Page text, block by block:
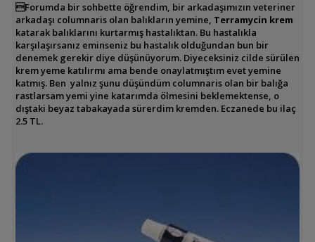
Forumda bir sohbette öğrendim, bir arkadaşımızın veteriner
arkadaşı columnaris olan balıkların yemine, Terramycin krem
katarak balıklarını kurtarmış hastalıktan. Bu hastalıkla
karşılaşırsanız eminseniz bu hastalık olduğundan bun bir
denemek gerekir diye düşünüyorum. Diyeceksiniz cilde sürülen
krem yeme katılırmı ama bende onaylatmıştım evet yemine
katmış. Ben yalnız şunu düşündüm columnaris olan bir balığa
rastlarsam yemi yine katarımda ölmesini beklemektense, o
dıştaki beyaz tabakayada sürerdim kremden. Eczanede bu ilaç
2.5 TL.